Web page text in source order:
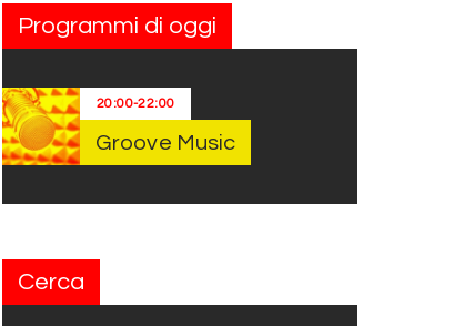
Programmi di oggi
20:00-22:00
Groove Music
Cerca